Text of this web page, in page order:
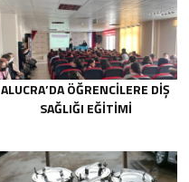
ALUCRA’DA ÖĞRENCILERE DIŞ
SAĞLIĞI EĞITIMI